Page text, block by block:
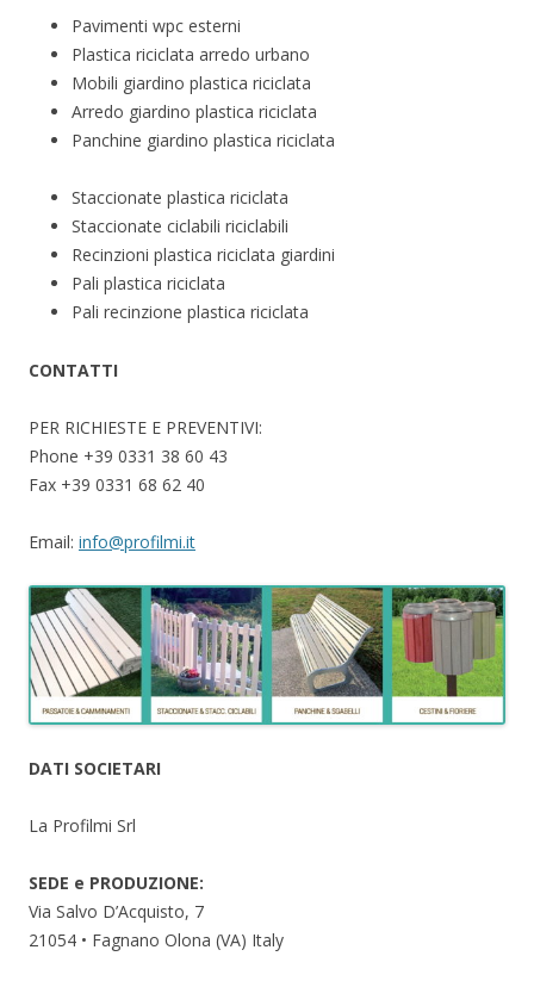
Pavimenti wpc esterni
Plastica riciclata arredo urbano
Mobili giardino plastica riciclata
Arredo giardino plastica riciclata
Panchine giardino plastica riciclata
Staccionate plastica riciclata
Staccionate ciclabili riciclabili
Recinzioni plastica riciclata giardini
Pali plastica riciclata
Pali recinzione plastica riciclata
CONTATTI
PER RICHIESTE E PREVENTIVI:
Phone +39 0331 38 60 43
Fax +39 0331 68 62 40
Email: info@profilmi.it
DATI SOCIETARI
La Profilmi Srl
SEDE e PRODUZIONE:
Via Salvo D’Acquisto, 7
21054 • Fagnano Olona (VA) Italy